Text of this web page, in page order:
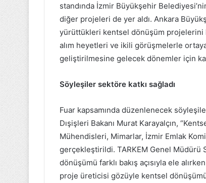
standında İzmir Büyükşehir
diğer projeleri de yer aldı. Ankara
yürüttükleri kentsel dönüşüm projelerini
alım heyetleri ve ikili görüşmelerle
geliştirilmesine gelecek dönemler için
Söyleşiler sektöre katkı sağladı
Fuar kapsamında düzenlenecek
Dışişleri Bakanı Murat Karayalçın,
Mühendisleri, Mimarlar, İzmir Emlak
gerçekleştirildi. TARKEM Genel Müdürü
dönüşümü farklı bakış açısıyla ele
proje üreticisi gözüyle kentsel